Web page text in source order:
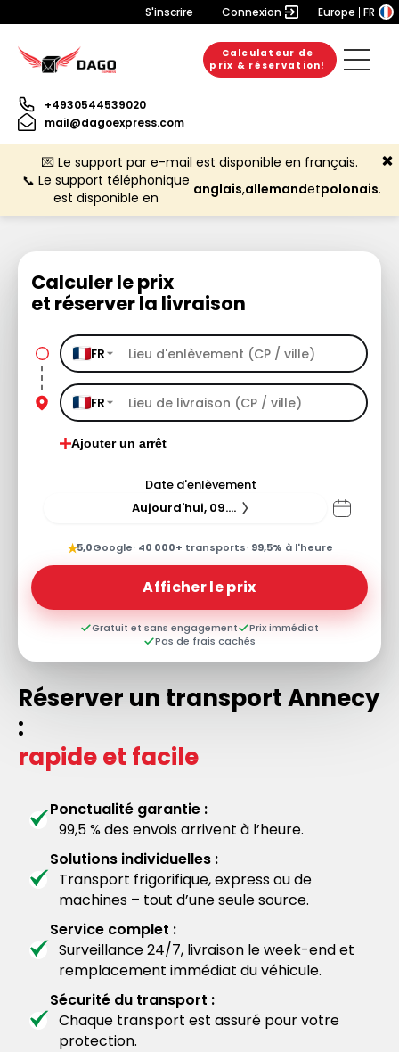
S'inscrire Connexion Europe FR
Calculateur de
prix & réservation!
+4930544539020
mail@dagoexpress.com
💌 Le support par e-mail est disponible en français.
📞 Le support téléphonique
est disponible en
anglais,allemandetpolonais.
Calculer le prix
et réserver la livraison
FR
FR
Ajouter un arrêt
Date d'enlèvement
Aujourd'hui, 09.08.26
★5,0Google· 40 000+ transports· 99,5% à l'heure
Afficher le prix
Gratuit et sans engagement
Prix immédiat
Pas de frais cachés
Réserver un transport Annecy
:
rapide et facile
Ponctualité garantie :
99,5 % des envois arrivent à l’heure.
Solutions individuelles :
Transport frigorifique, express ou de
machines – tout d’une seule source.
Service complet :
Surveillance 24/7, livraison le week-end et
remplacement immédiat du véhicule.
Sécurité du transport :
Chaque transport est assuré pour votre
protection.